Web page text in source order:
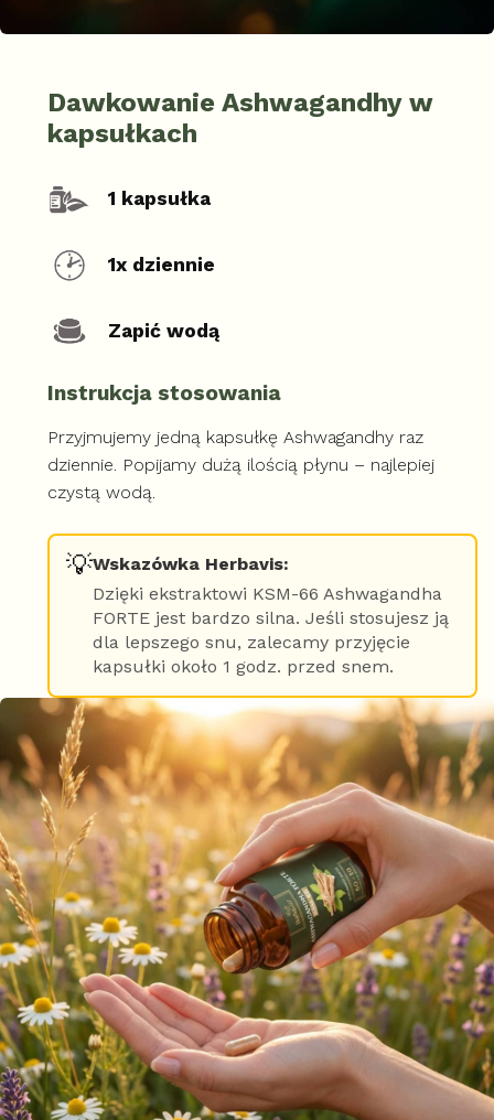
Dawkowanie Ashwagandhy w
kapsułkach
1 kapsułka
1x dziennie
Zapić wodą
Instrukcja stosowania
Przyjmujemy jedną kapsułkę Ashwagandhy raz
dziennie. Popijamy dużą ilością płynu – najlepiej
czystą wodą.
💡Wskazówka Herbavis:
Dzięki ekstraktowi KSM-66 Ashwagandha
FORTE jest bardzo silna. Jeśli stosujesz ją
dla lepszego snu, zalecamy przyjęcie
kapsułki około 1 godz. przed snem.